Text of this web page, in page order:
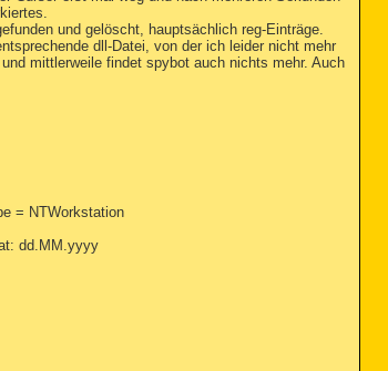
und gelöscht, hauptsächlich reg-Einträge.
dll-Datei, von der ich leider nicht mehr
mittlerweile findet spybot auch nichts mehr. Auch
= NTWorkstation
dd.MM.yyyy